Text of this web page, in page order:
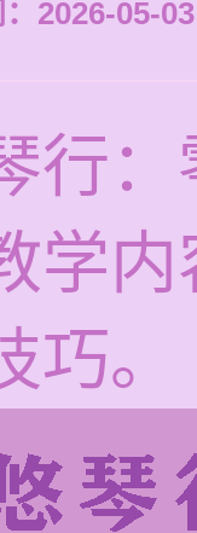
：2026-05-
行
学
。